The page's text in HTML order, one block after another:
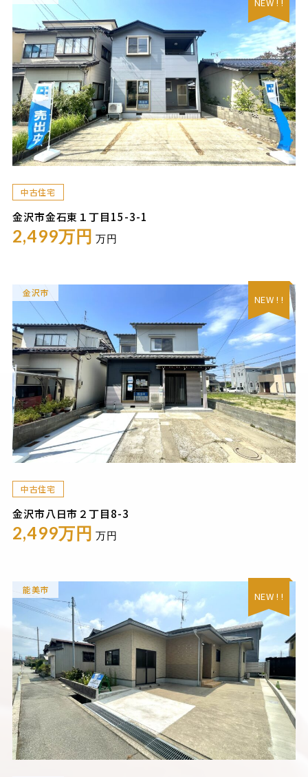
中古住宅
金沢市金石東１丁目15-3-1
2,499万円 万円
金沢市
NEW ! !
中古住宅
金沢市八日市２丁目8-3
2,499万円 万円
能美市
NEW ! !